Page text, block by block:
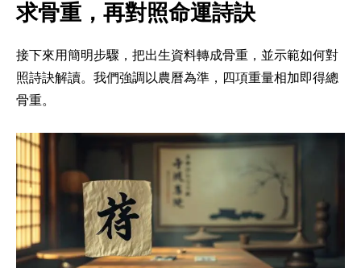
求骨重，再對照命運詩訣
接下來用簡明步驟，把出生資料轉成骨重，並示範如何對
照詩訣解讀。我們強調以農曆為準，四項重量相加即得總
骨重。